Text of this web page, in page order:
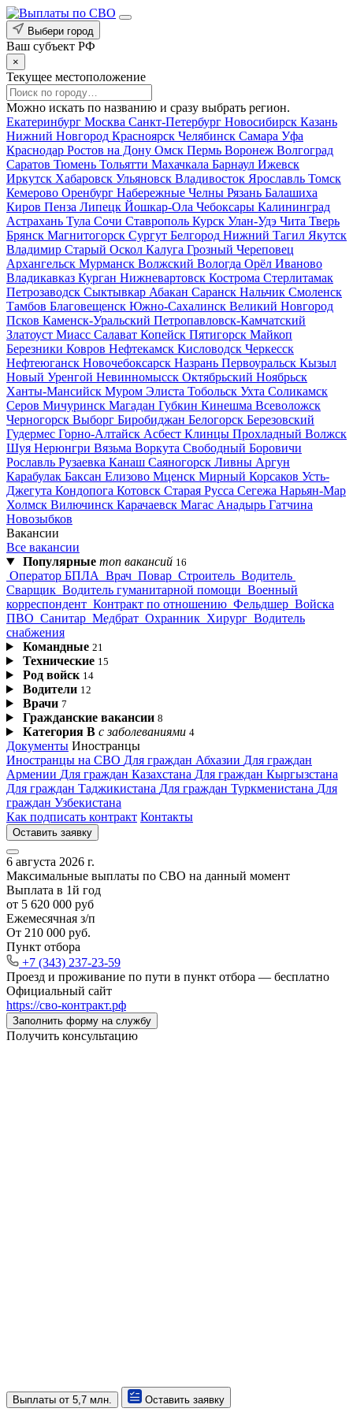
Выбери город
Ваш субъект РФ
×
Текущее местоположение
Можно искать по названию и сразу выбрать регион.
Екатеринбург Москва Санкт-Петербург Новосибирск Казань
Нижний Новгород Красноярск Челябинск Самара Уфа
Краснодар Ростов на Дону Омск Пермь Воронеж Волгоград
Саратов Тюмень Тольятти Махачкала Барнаул Ижевск
Иркутск Хабаровск Ульяновск Владивосток Ярославль Томск
Кемерово Оренбург Набережные Челны Рязань Балашиха
Киров Пенза Липецк Йошкар-Ола Чебоксары Калининград
Астрахань Тула Сочи Ставрополь Курск Улан-Удэ Чита Тверь
Брянск Магнитогорск Сургут Белгород Нижний Тагил Якутск
Владимир Старый Оскол Калуга Грозный Череповец
Архангельск Мурманск Волжский Вологда Орёл Иваново
Владикавказ Курган Нижневартовск Кострома Стерлитамак
Петрозаводск Сыктывкар Абакан Саранск Нальчик Смоленск
Тамбов Благовещенск Южно-Сахалинск Великий Новгород
Псков Каменск-Уральский Петропавловск-Камчатский
Златоуст Миасс Салават Копейск Пятигорск Майкоп
Березники Ковров Нефтекамск Кисловодск Черкесск
Нефтеюганск Новочебоксарск Назрань Первоуральск Кызыл
Новый Уренгой Невинномысск Октябрьский Ноябрьск
Ханты-Мансийск Муром Элиста Тобольск Ухта Соликамск
Серов Мичуринск Магадан Губкин Кинешма Всеволожск
Черногорск Выборг Биробиджан Белогорск Березовский
Гудермес Горно-Алтайск Асбест Клинцы Прохладный Волжск
Шуя Нерюнгри Вязьма Воркута Свободный Боровичи
Рославль Рузаевка Канаш Саяногорск Ливны Аргун
Карабулак Баксан Елизово Мценск Мирный Корсаков Усть-
Джегута Кондопога Котовск Старая Русса Сегежа Нарьян-Мар
Холмск Вилючинск Карачаевск Магас Анадырь Гатчина
Новозыбков
Вакансии
Все вакансии
Популярные топ вакансий 16
Оператор БПЛА Врач Повар Строитель Водитель
Сварщик Водитель гуманитарной помощи Военный
корреспондент Контракт по отношению Фельдшер Войска
ПВО Санитар Медбрат Охранник Хирург Водитель
снабжения
Командные 21
Технические 15
Род войск 14
Водители 12
Врачи 7
Гражданские вакансии 8
Категория В с заболеваниями 4
Документы Иностранцы
Иностранцы на СВО Для граждан Абхазии Для граждан
Армении Для граждан Казахстана Для граждан Кыргызстана
Для граждан Таджикистана Для граждан Туркменистана Для
граждан Узбекистана
Как подписать контракт Контакты
Оставить заявку
6 августа 2026 г.
Максимальные выплаты по СВО на данный момент
Выплата в 1й год
от 5 620 000 руб
Ежемесячная з/п
От 210 000 руб.
Пункт отбора
+7 (343) 237-23-59
Проезд и проживание по пути в пункт отбора — бесплатно
Официальный сайт
https://сво‑контракт.рф
Заполнить форму на службу
Получить консультацию
Выплаты от 5,7 млн. Оставить заявку